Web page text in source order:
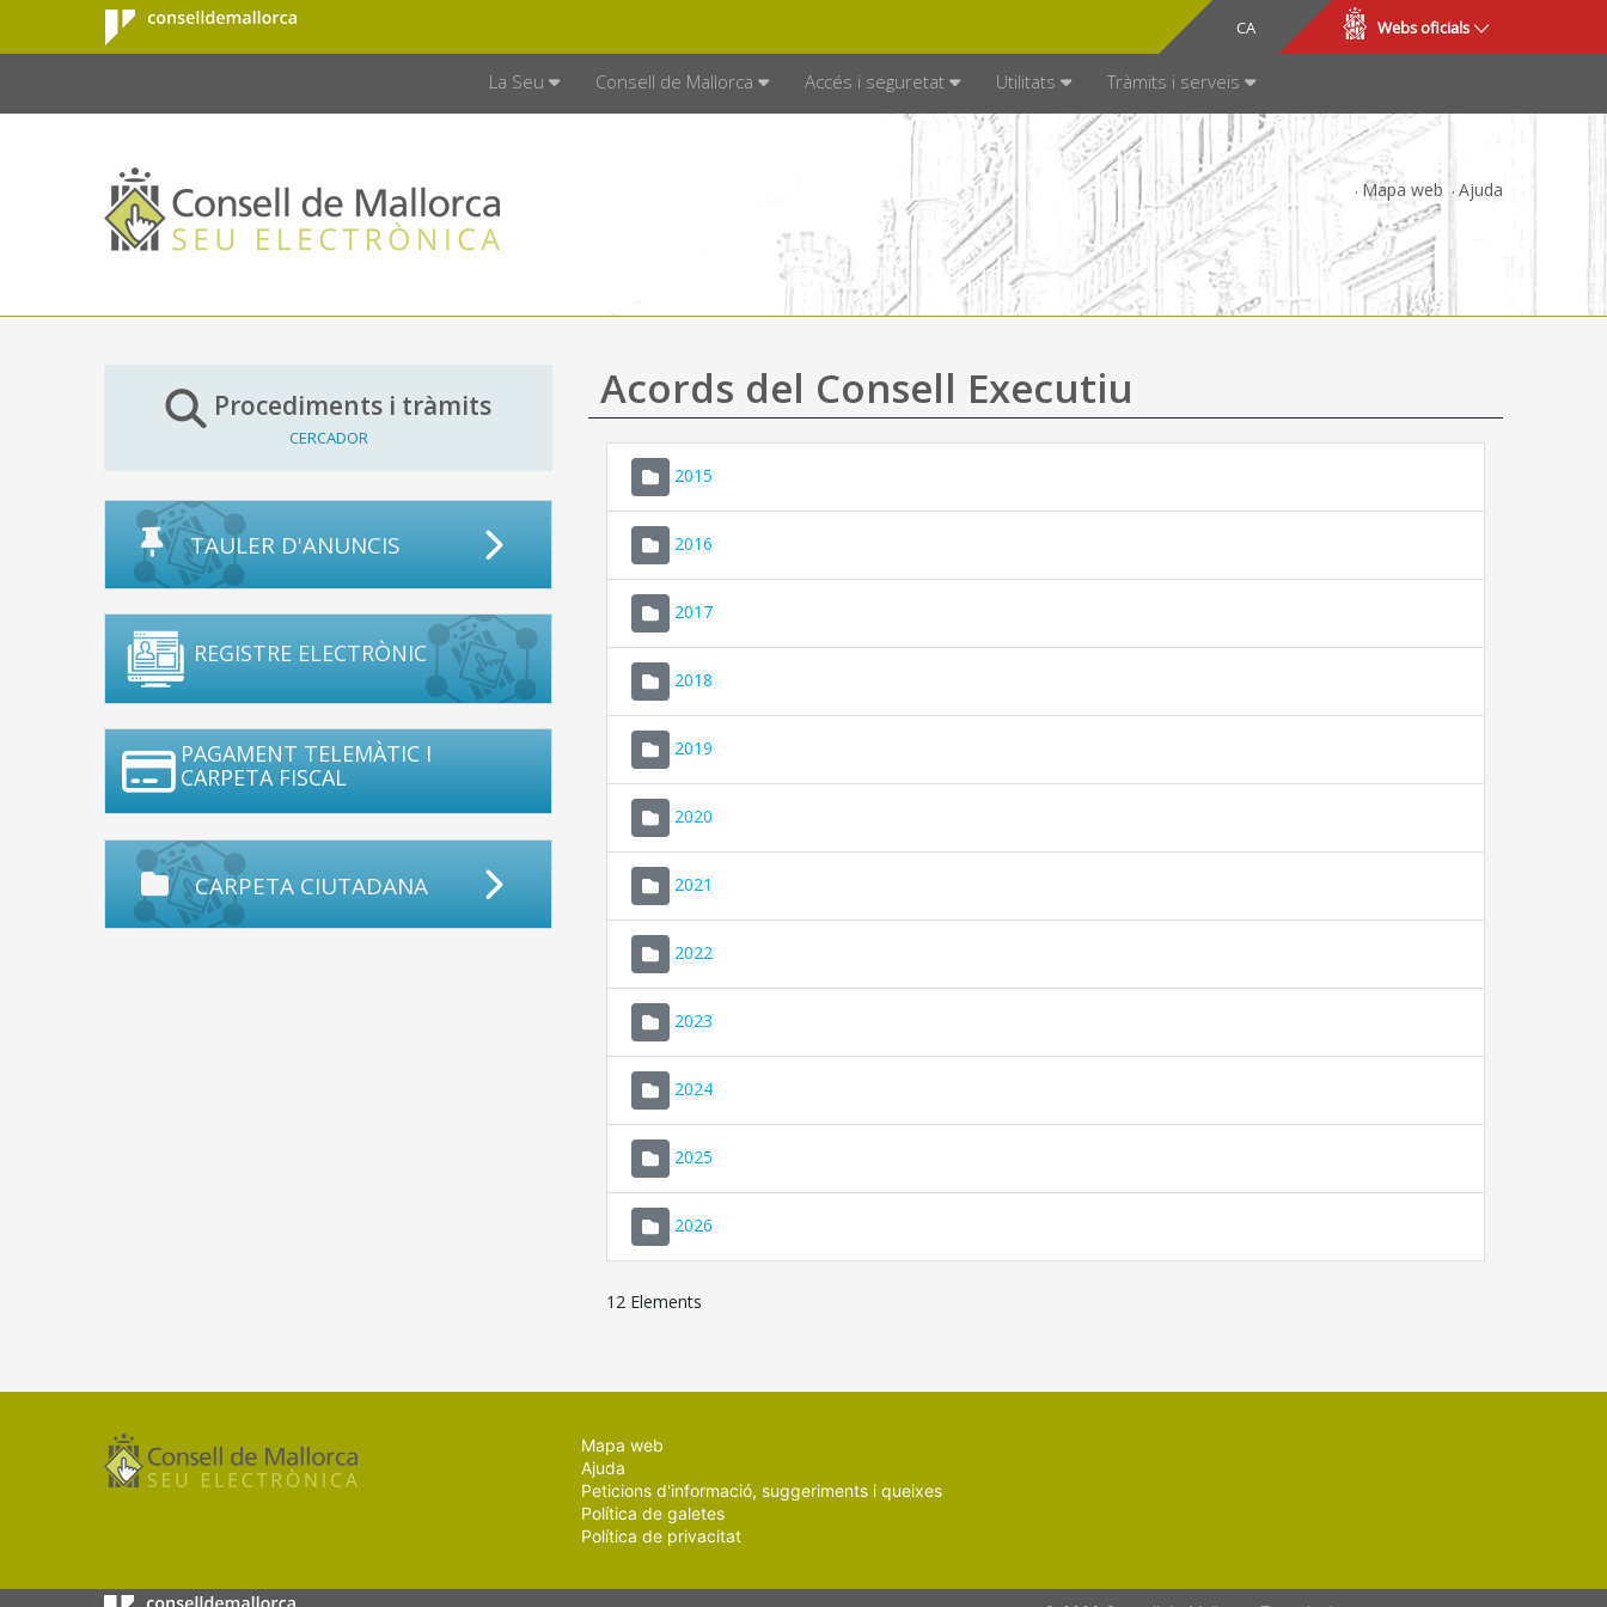
Salta al contingut principal
Consell de
Mallorca
CA
ES Webs oficials
La Seu Consell de Mallorca Accés i seguretat Utilitats Tràmits i serveis
Mapa web Ajuda
Procediments i tràmits
CERCADOR
TAULER D'ANUNCIS
REGISTRE ELECTRÒNIC
PAGAMENT TELEMÀTIC I
CARPETA FISCAL
CARPETA CIUTADANA
Acords del Consell Executiu
2015
2016
2017
2018
2019
2020
2021
2022
2023
2024
2025
2026
12 Elements
Mapa web
Ajuda
Peticions d'informació, suggeriments i queixes
Política de galetes
Política de privacitat